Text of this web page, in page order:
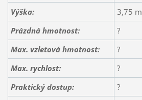
Výška:
3,75 m
Prázdná hmotnost:
?
Max. vzletová hmotnost:
?
Max. rychlost:
?
Praktický dostup:
?